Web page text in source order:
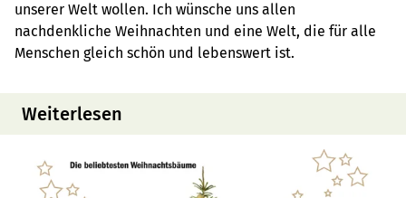
unserer Welt wollen. Ich wünsche uns allen
nachdenkliche Weihnachten und eine Welt, die für alle
Menschen gleich schön und lebenswert ist.
Weiterlesen